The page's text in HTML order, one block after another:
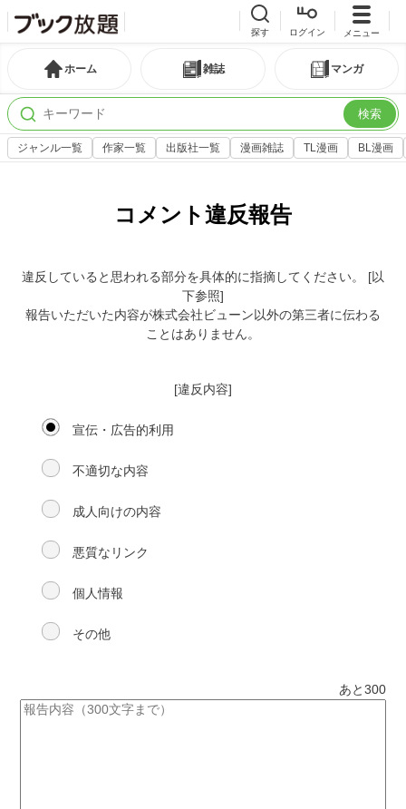
探す ログイン メニュー
ホーム 雑誌 マンガ
検索
ジャンル一覧 作家一覧 出版社一覧 漫画雑誌 TL漫画 BL漫画
コメント違反報告
違反していると思われる部分を具体的に指摘してください。 [以
下参照]
報告いただいた内容が株式会社ビューン以外の第三者に伝わる
ことはありません。
[違反内容]
宣伝・広告的利用
不適切な内容
成人向けの内容
悪質なリンク
個人情報
その他
あと300